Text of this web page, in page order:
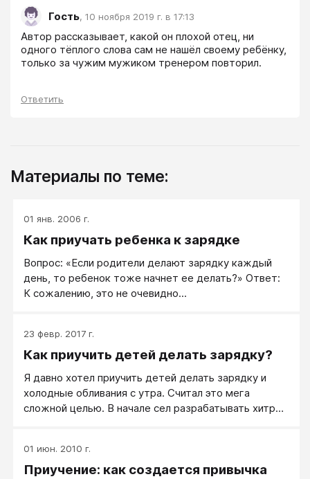
Гость, 10 ноября 2019 г. в 17:13
Автор рассказывает, какой он плохой отец, ни
одного тёплого слова сам не нашёл своему ребёнку,
только за чужим мужиком тренером повторил.
Ответить
Материалы по теме:
01 янв. 2006 г.
Как приучать ребенка к зарядке
Вопрос: «Если родители делают зарядку каждый
день, то ребенок тоже начнет ее делать?» Ответ:
К сожалению, это не очевидно...
23 февр. 2017 г.
Как приучить детей делать зарядку?
Я давно хотел приучить детей делать зарядку и
холодные обливания с утра. Считал это мега
сложной целью. В начале сел разрабатывать хитрый
разговоры с детьми. А в пятницу вечером
мимоходом купил в магазине печенье «Барни» (они
01 июн. 2010 г.
Приучение: как создается привычка